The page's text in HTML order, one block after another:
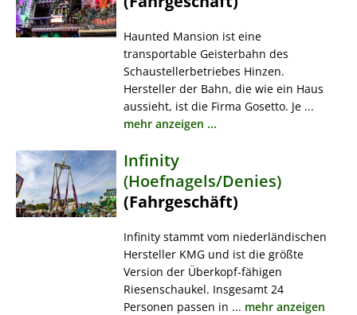
Haunted Mansion ist eine
transportable Geisterbahn des
Schaustellerbetriebes Hinzen.
Hersteller der Bahn, die wie ein Haus
aussieht, ist die Firma Gosetto. Je ...
mehr anzeigen ...
Infinity
(Hoefnagels/Denies)
(Fahrgeschäft)
Infinity stammt vom niederländischen
Hersteller KMG und ist die größte
Version der Überkopf-fähigen
Riesenschaukel. Insgesamt 24
Personen passen in ... mehr anzeigen